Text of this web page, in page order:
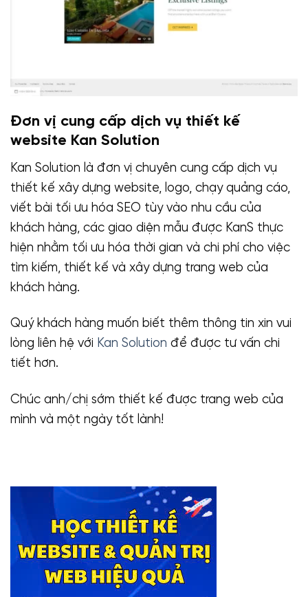
Đơn vị cung cấp dịch vụ thiết kế
website Kan Solution
Kan Solution là đơn vị chuyên cung cấp dịch vụ
thiết kế xây dựng website, logo, chạy quảng cáo,
viết bài tối ưu hóa SEO tùy vào nhu cầu của
khách hàng, các giao diện mẫu được KanS thực
hiện nhằm tối ưu hóa thời gian và chi phí cho việc
tìm kiếm, thiết kế và xây dựng trang web của
khách hàng.
Quý khách hàng muốn biết thêm thông tin xin vui
lòng liên hệ với Kan Solution để được tư vấn chi
tiết hơn.
Chúc anh/chị sớm thiết kế được trang web của
mình và một ngày tốt lành!